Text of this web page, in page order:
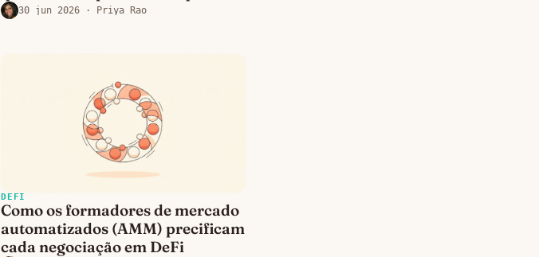
30 jun 2026 · Priya Rao
DEFI
Como os formadores de mercado
automatizados (AMM) precificam
cada negociação em DeFi